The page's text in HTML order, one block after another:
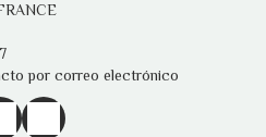
por correo electrónico